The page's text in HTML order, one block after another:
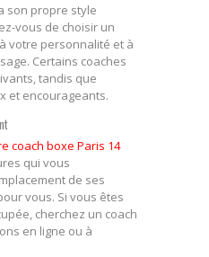
son propre style
vous de choisir un
votre personnalité et à
Certains coaches
tandis que
et encourageants.
coach boxe Paris 14
qui vous
de ses
vous. Si vous êtes
cherchez un coach
en ligne ou à